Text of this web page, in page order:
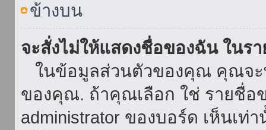
ข้างบน
จะสั่งไม่ให้แสดงชื่อของฉัน ในร
ในข้อมูลส่วนตัวของคุณ คุณจะ
ของคุณ. ถ้าคุณเลือก ใช่ รายชื่
administrator ของบอร์ด เห็นเ